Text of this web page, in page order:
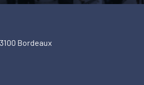
Bordeaux